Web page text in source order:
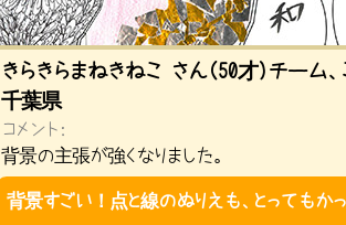
きらきらまねきねこ さん（50才）チーム、
千葉県
コメント：
背景の主張が強くなりました。
背景すごい！点と線のぬりえも、とってもか